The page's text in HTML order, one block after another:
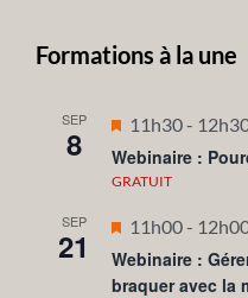
Formations à la une
SEP
8
Mis
en
avant
11h30-
Webinaire :
GRATUIT
SEP
21
Mis
en
avant
11h00-
Webinaire :
braquer avec la